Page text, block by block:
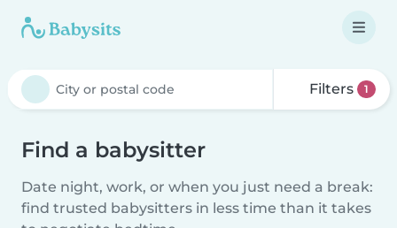
Filters 1
Find a babysitter
Date night, work, or when you just need a break:
find trusted babysitters in less time than it takes